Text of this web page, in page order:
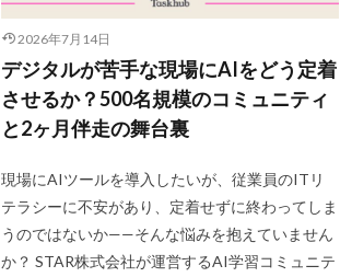
2026年7月14日
デジタルが苦手な現場にAIをどう定着
させるか？500名規模のコミュニティ
と2ヶ月伴走の舞台裏
現場にAIツールを導入したいが、従業員のITリ
テラシーに不安があり、定着せずに終わってしま
うのではないか——そんな悩みを抱えていません
か？ STAR株式会社が運営するAI学習コミュニテ